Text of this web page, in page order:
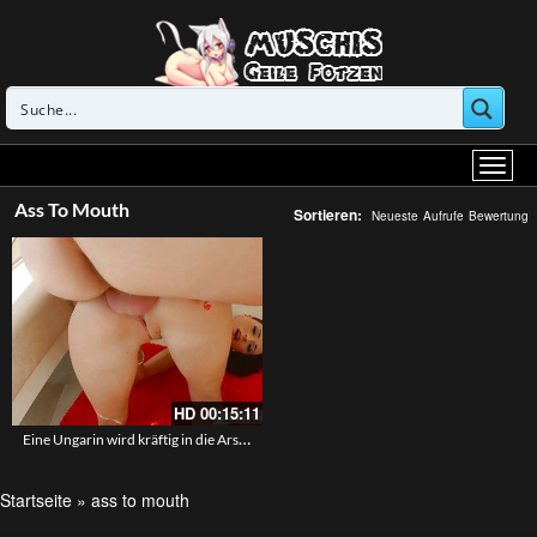
Ass To Mouth Sortieren: Neueste Aufrufe Bewertung
HD 00:15:11
Eine Ungarin wird kräftig in die Arschfotze gebumst
Startseite » ass to mouth